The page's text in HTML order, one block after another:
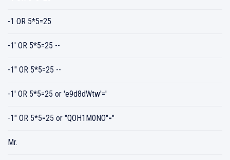
-1 OR 5*5=25
-1' OR 5*5=25 --
-1" OR 5*5=25 --
-1' OR 5*5=25 or 'e9d8dWtw'='
-1" OR 5*5=25 or "QOH1M0NO"="
Mr.